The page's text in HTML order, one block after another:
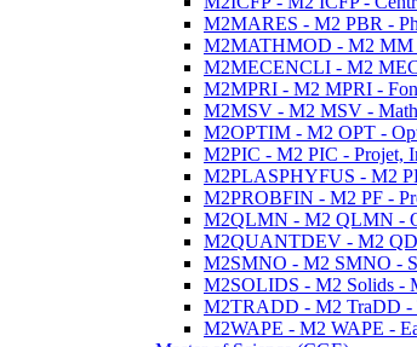
M2MARES - M2 PBR -
M2MATHMOD - M2 MM
M2MECENCLI - M2
M2MPRI - M2 MPRI -
M2MSV - M2 MSV -
M2OPTIM - M2 OPT -
M2PIC - M2 PIC - Projet,
M2PLASPHYFUS - M2
M2PROBFIN - M2 PF -
M2QLMN - M2 QLMN -
M2QUANTDEV - M2 QD
M2SMNO - M2 SMNO -
M2SOLIDS - M2 Solids -
M2TRADD - M2 TraDD -
M2WAPE - M2 WAPE -